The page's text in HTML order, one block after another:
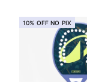
10% OFF NO PIX